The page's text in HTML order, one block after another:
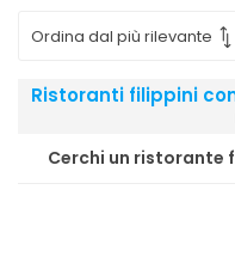
Ristoranti filippini
Cerchi un ristorante